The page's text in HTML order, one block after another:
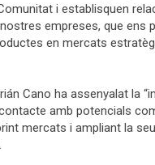
i establisquen
empreses, que ens
en mercats
Cano ha assenyalat la
amb potencials
mercats i ampliant la